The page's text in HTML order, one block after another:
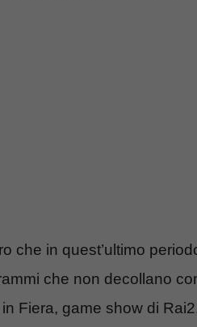
che in quest’ultimo
che non decollano
Fiera, game show di